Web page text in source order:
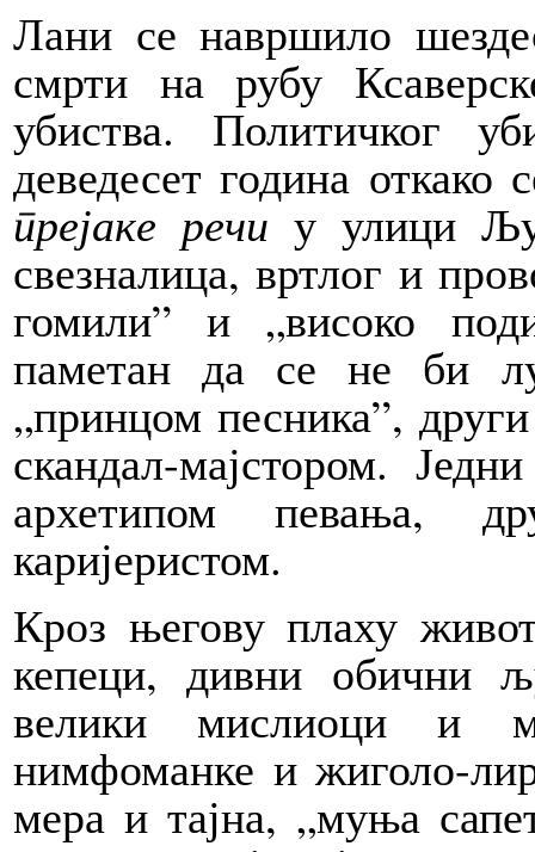
Лани се навршило
смрти на рубу
убиства. Политичког
деведесет година
прејаке речи у улици
свезналица, вртлог и
гомили” и „високо
паметан да се не би
„принцом песника”,
скандал-мајстором.
архетипом певања,
каријеристом.
Кроз његову плаху
кепеци, дивни обични
велики мислиоци и
нимфоманке и жиголо-
мера и тајна, „муња